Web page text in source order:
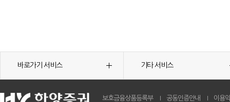
바로가기 서비스 기타 서비스
보호금융상품등록부 공동인증안내 이용